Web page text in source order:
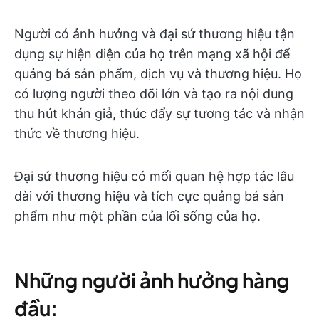
Người có ảnh hưởng và đại sứ thương hiệu tận
dụng sự hiện diện của họ trên mạng xã hội để
quảng bá sản phẩm, dịch vụ và thương hiệu. Họ
có lượng người theo dõi lớn và tạo ra nội dung
thu hút khán giả, thúc đẩy sự tương tác và nhận
thức về thương hiệu.
Đại sứ thương hiệu có mối quan hệ hợp tác lâu
dài với thương hiệu và tích cực quảng bá sản
phẩm như một phần của lối sống của họ.
Những người ảnh hưởng hàng
đầu: